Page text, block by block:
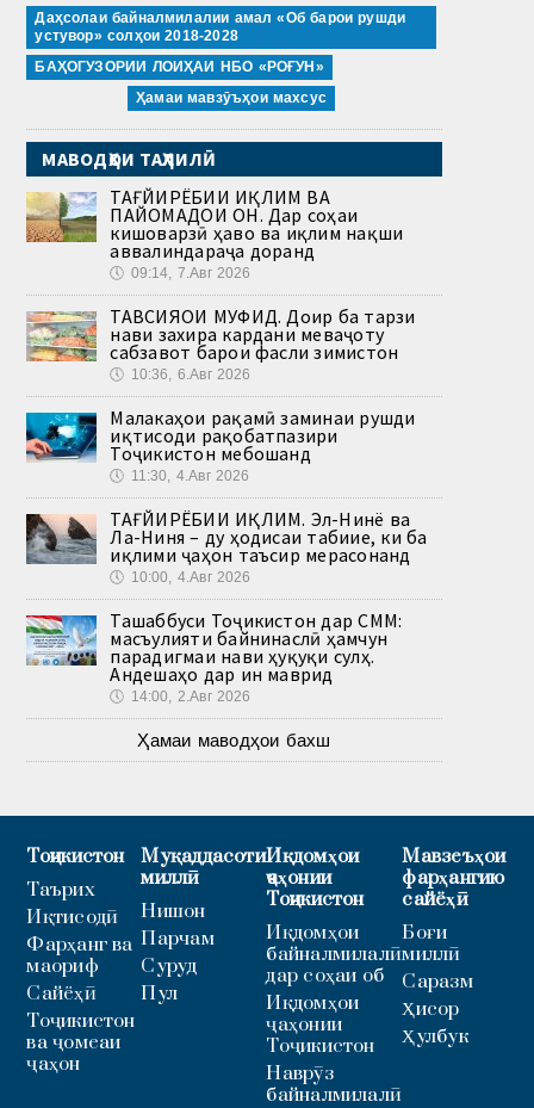
Даҳсолаи байналмилалии амал «Об барои рушди
устувор» солҳои 2018-2028
БАҲОГУЗОРИИ ЛОИҲАИ НБО «РОҒУН»
Ҳамаи мавзӯъҳои махсус
МАВОДҲОИ ТАҲЛИЛӢ
ТАҒЙИРЁБИИ ИҚЛИМ ВА
ПАЙОМАДҲОИ ОН. Дар соҳаи
кишоварзӣ ҳаво ва иқлим нақши
аввалиндараҷа доранд
🕔 09:14, 7.Авг 2026
ТАВСИЯҲОИ МУФИД. Доир ба тарзи
нави захира кардани меваҷоту
сабзавот барои фасли зимистон
🕔 10:36, 6.Авг 2026
Малакаҳои рақамӣ заминаи рушди
иқтисоди рақобатпазири
Тоҷикистон мебошанд
🕔 11:30, 4.Авг 2026
ТАҒЙИРЁБИИ ИҚЛИМ. Эл-Нинё ва
Ла-Ниня – ду ҳодисаи табиие, ки ба
иқлими ҷаҳон таъсир мерасонанд
🕔 10:00, 4.Авг 2026
Ташаббуси Тоҷикистон дар СММ:
масъулияти байнинаслӣ ҳамчун
парадигмаи нави ҳуқуқи сулҳ.
Андешаҳо дар ин маврид
🕔 14:00, 2.Авг 2026
Ҳамаи маводҳои бахш
Тоҷикистон
Таърих
Иқтисодӣ
Фарҳанг ва
маориф
Сайёҳӣ
Тоҷикистон
ва ҷомеаи
ҷаҳон
Муқаддасоти
миллӣ
Нишон
Парчам
Суруд
Пул
Иқдомҳои
ҷаҳонии
Тоҷикистон
Иқдомҳои
байналмилалӣ
дар соҳаи об
Иқдомҳои
ҷаҳонии
Тоҷикистон
Наврӯз
байналмилалӣ
Мавзеъҳои
фарҳангию
сайёҳӣ
Боғи
миллӣ
Саразм
Ҳисор
Ҳулбук